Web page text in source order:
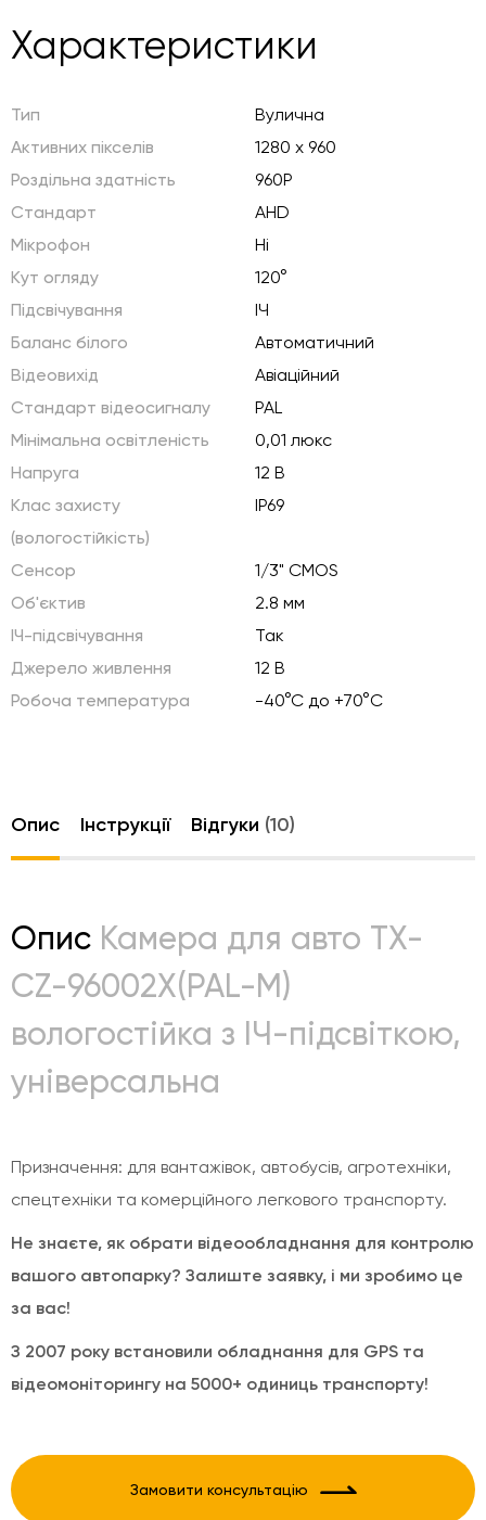
Характеристики
Тип
Вулична
Активних пікселів
1280 x 960
Роздільна здатність
960P
Стандарт
AHD
Мікрофон
Ні
Кут огляду
120°
Підсвічування
ІЧ
Баланс білого
Автоматичний
Відеовихід
Авіаційний
Стандарт відеосигналу
PAL
Мінімальна освітленість
0,01 люкс
Напруга
12 В
Клас захисту
(вологостійкість)
IP69
Сенсор
1/3" CMOS
Об'єктив
2.8 мм
ІЧ-підсвічування
Так
Джерело живлення
12 В
Робоча температура
-40°C до +70°C
Опис Інструкції Відгуки (10)
Опис Камера для авто TX-
CZ-96002X(PAL-M)
вологостійка з ІЧ-підсвіткою,
універсальна
Призначення: для вантажівок, автобусів, агротехніки,
спецтехніки та комерційного легкового транспорту.
Не знаєте, як обрати відеообладнання для контролю
вашого автопарку? Залиште заявку, і ми зробимо це
за вас!
З 2007 року встановили обладнання для GPS та
відеомоніторингу на 5000+ одиниць транспорту!
Замовити консультацію